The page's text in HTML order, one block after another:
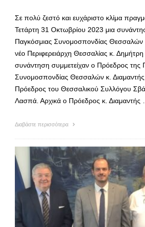
Σε πολύ ζεστό και ευχάριστο κλίμα
Τετάρτη 31 Οκτωβρίου 2023 μια
Παγκόσμιας Συνομοσπονδίας
νέο Περιφερειάρχη Θεσσαλίας κ.
συνάντηση συμμετείχαν ο Πρόεδρος της
Συνομοσπονδίας Θεσσαλών κ. Διαμαντής
Πρόεδρος του Θεσσαλικού Συλλόγου
Λασπά. Αρχικά ο Πρόεδρος κ. Διαμαντής
Διαβάστε περισσότερα